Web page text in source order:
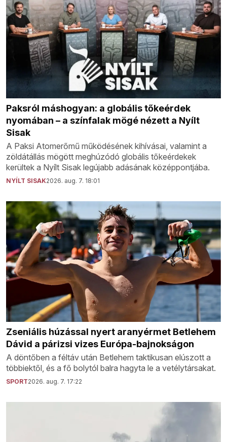
Paksról máshogyan: a globális tőkeérdek
nyomában – a színfalak mögé nézett a Nyílt
Sisak
A Paksi Atomerőmű működésének kihívásai, valamint a
zöldátállás mögött meghúzódó globális tőkeérdekek
kerültek a Nyílt Sisak legújabb adásának középpontjába.
NYÍLT SISAK2026. aug. 7. 18:01
Zseniális húzással nyert aranyérmet Betlehem
Dávid a párizsi vizes Európa-bajnokságon
A döntőben a féltáv után Betlehem taktikusan elúszott a
többiektől, és a fő bolytól balra hagyta le a vetélytársakat.
SPORT2026. aug. 7. 17:22